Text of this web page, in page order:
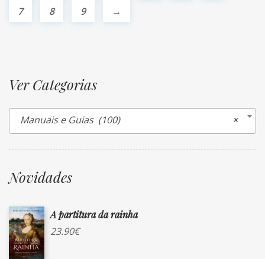
7
8 9 →
Ver Categorias
×
Manuais e Guias (100)
Novidades
A partitura da rainha
23.90€